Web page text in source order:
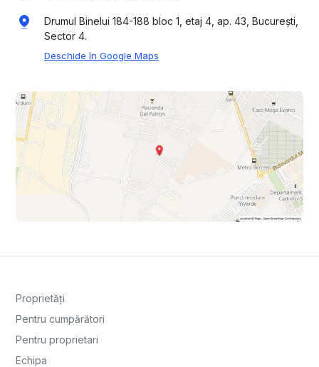
Drumul Binelui 184-188 bloc 1, etaj 4, ap. 43, București,
Sector 4.
Deschide în Google Maps
Proprietăți
Pentru cumpărători
Pentru proprietari
Echipa